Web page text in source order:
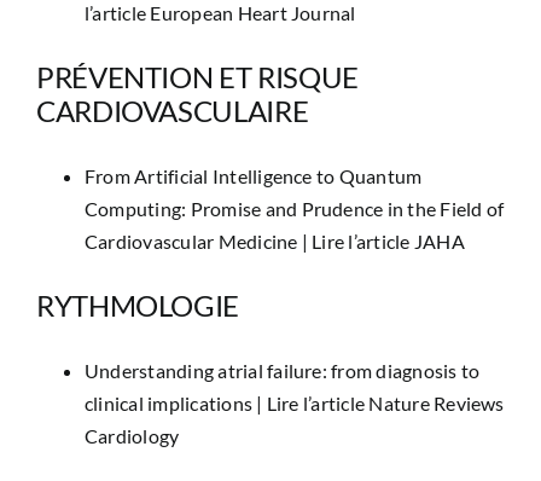
l’article European Heart Journal
PRÉVENTION ET RISQUE
CARDIOVASCULAIRE
From Artificial Intelligence to Quantum
Computing: Promise and Prudence in the Field of
Cardiovascular Medicine | Lire l’article JAHA
RYTHMOLOGIE
Understanding atrial failure: from diagnosis to
clinical implications | Lire l’article Nature Reviews
Cardiology